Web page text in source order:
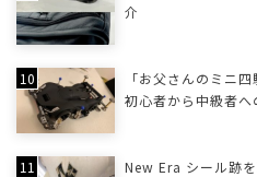
介
「お父さんのミニ
初心者から中級者へ
New Era シール跡